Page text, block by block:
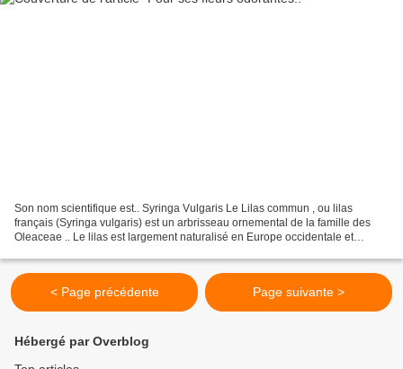
Son nom scientifique est.. Syringa Vulgaris Le Lilas commun , ou lilas
français (Syringa vulgaris) est un arbrisseau ornemental de la famille des
Oleaceae .. Le lilas est largement naturalisé en Europe occidentale et
< Page précédente Page suivante >
Hébergé par Overblog